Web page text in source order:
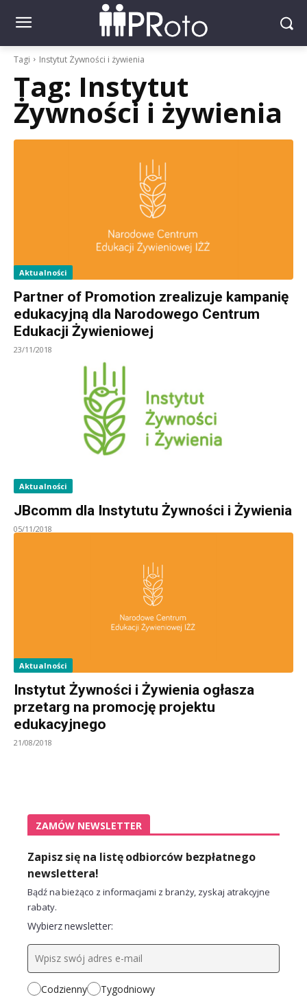
Tagi Instytut Żywności i żywienia
Tag: Instytut
Żywności i żywienia
Aktualności
Partner of Promotion zrealizuje kampanię
edukacyjną dla Narodowego Centrum
Edukacji Żywieniowej
23/11/2018
Aktualności
JBcomm dla Instytutu Żywności i Żywienia
05/11/2018
Aktualności
Instytut Żywności i Żywienia ogłasza
przetarg na promocję projektu
edukacyjnego
21/08/2018
ZAMÓW NEWSLETTER
Zapisz się na listę odbiorców bezpłatnego
newslettera!
Bądź na bieżąco z informacjami z branży, zyskaj atrakcyjne
rabaty.
Wybierz newsletter:
Codzienny Tygodniowy